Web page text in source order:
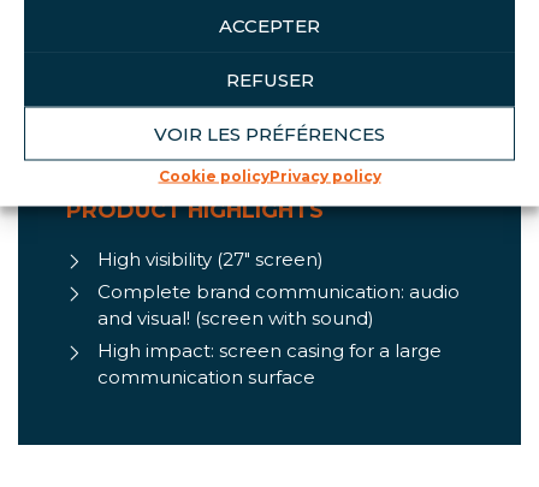
ACCEPTER
REFUSER
VOIR LES PRÉFÉRENCES
Cookie policyPrivacy policy
sleep timer turns off the screen between 8 a.m.
on purchase intent and average basket!
PRODUCT HIGHLIGHTS
High visibility (27″ screen)
Complete brand communication: audio
and visual! (screen with sound)
High impact: screen casing for a large
communication surface